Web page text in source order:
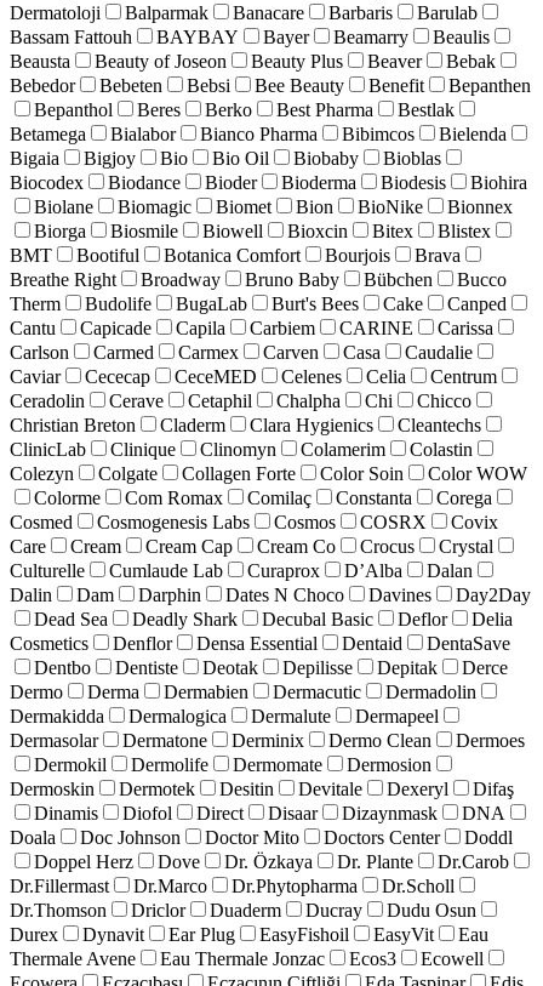
Dermatoloji
Balparmak Banacare Barbaris
Barulab
Bassam Fattouh
BAYBAY Bayer Beamarry
Beaulis
Beausta
Beauty of Joseon Beauty Plus Beaver
Bebak
Bebedor
Bebeten Bebsi Bee Beauty Benefit
Bepanthen
Bepanthol
Beres Berko Best Pharma
Bestlak
Betamega
Bialabor Bianco Pharma Bibimcos
Bielenda
Bigaia
Bigjoy Bio Bio Oil Biobaby
Bioblas
Biocodex
Biodance Bioder Bioderma Biodesis
Biohira
Biolane
Biomagic Biomet Bion BioNike
Bionnex
Biorga
Biosmile Biowell Bioxcin Bitex
Blistex
BMT
Bootiful Botanica Comfort Bourjois
Brava
Breathe Right
Broadway Bruno Baby Bübchen
Bucco
Therm
Budolife BugaLab Burt's Bees Cake
Canped
Cantu
Capicade Capila Carbiem CARINE
Carissa
Carlson
Carmed Carmex Carven Casa
Caudalie
Caviar
Cececap CeceMED Celenes Celia
Centrum
Ceradolin
Cerave Cetaphil Chalpha Chi
Chicco
Christian Breton
Claderm Clara Hygienics
Cleantechs
ClinicLab
Clinique Clinomyn Colamerim
Colastin
Colezyn
Colgate Collagen Forte Color Soin
Color WOW
Colorme
Com Romax Comilaç Constanta
Corega
Cosmed
Cosmogenesis Labs Cosmos COSRX
Covix
Care
Cream Cream Cap Cream Co Crocus
Crystal
Culturelle
Cumlaude Lab Curaprox D’Alba
Dalan
Dalin
Dam Darphin Dates N Choco Davines
Day2Day
Dead Sea
Deadly Shark Decubal Basic Deflor
Delia
Cosmetics
Denflor Densa Essential Dentaid
DentaSave
Dentbo
Dentiste Deotak Depilisse Depitak
Derce
Dermo
Derma Dermabien Dermacutic
Dermadolin
Dermakidda
Dermalogica Dermalute
Dermapeel
Dermasolar
Dermatone Derminix Dermo Clean
Dermoes
Dermokil
Dermolife Dermomate
Dermosion
Dermoskin
Dermotek Desitin Devitale Dexeryl
Difaş
Dinamis
Diofol Direct Disaar Dizaynmask
DNA
Doala
Doc Johnson Doctor Mito Doctors Center
Doddl
Doppel Herz
Dove Dr. Özkaya Dr. Plante
Dr.Carob
Dr.Fillermast
Dr.Marco Dr.Phytopharma
Dr.Scholl
Dr.Thomson
Driclor Duaderm Ducray
Dudu Osun
Durex
Dynavit Ear Plug EasyFishoil EasyVit
Eau
Thermale Avene
Eau Thermale Jonzac Ecos3
Ecowell